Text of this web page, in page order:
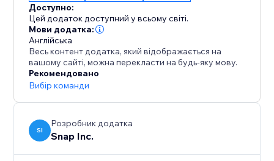
Доступно:
Цей додаток доступний у всьому світі.
Мови додатка:
Англійська
Весь контент додатка, який відображається на
вашому сайті, можна перекласти на будь-яку мову.
Рекомендовано
Вибір команди
SI
Розробник додатка
Snap Inc.